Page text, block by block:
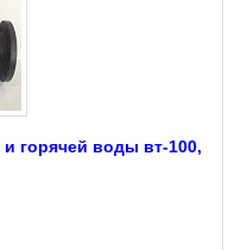
горячей воды вт-100,